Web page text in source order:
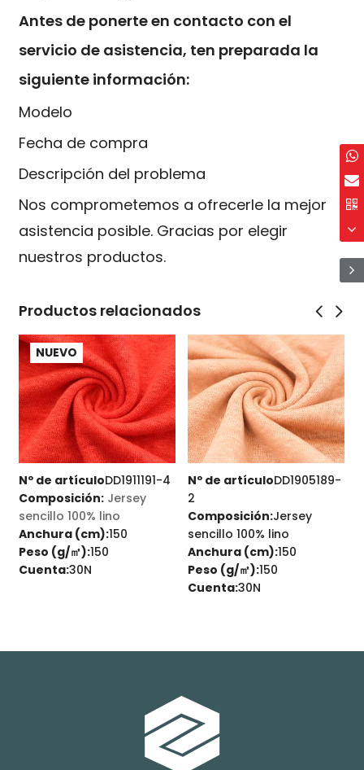
Antes de ponerte en contacto con el
servicio de asistencia, ten preparada la
siguiente información:
Modelo
Fecha de compra
Descripción del problema
Nos comprometemos a ofrecerle la mejor
asistencia posible. Gracias por elegir
nuestros productos.
Productos relacionados
NUEVO
Nº de artículoDD1911191-4
Composición: Jersey
sencillo 100% lino
Anchura (cm):150
Peso (g/㎡):150
Cuenta:30N
Nº de artículoDD1905189-
2
Composición:Jersey
sencillo 100% lino
Anchura (cm):150
Peso (g/㎡):150
Cuenta:30N